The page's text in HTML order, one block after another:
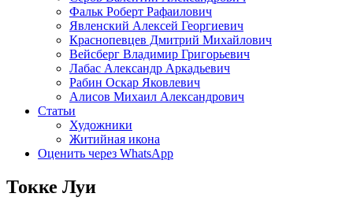
Фальк Роберт Рафаилович
Явленский Алексей Георгиевич
Краснопевцев Дмитрий Михайлович
Вейсберг Владимир Григорьевич
Лабас Александр Аркадьевич
Рабин Оскар Яковлевич
Алисов Михаил Александрович
Статьи
Художники
Житийная икона
Оценить через WhatsApp
Токке Луи